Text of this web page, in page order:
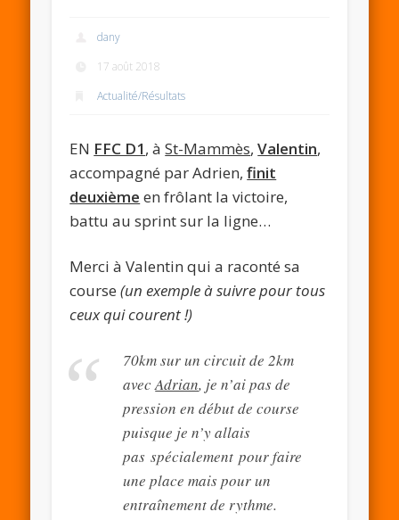
dany
17 août 2018
Actualité/Résultats
EN FFC D1, àSt-Mammès,Valentin,
accompagné par Adrien,finit
deuxième en frôlant la victoire,
battu au sprint sur la ligne…
Merci à Valentin qui a raconté sa
course(un exemple à suivre pour tous
ceux qui courent !)
70km sur un circuit de 2km
avecAdrian, je n’ai pas de
pression en début de course
puisque je n’y allais
pas spécialement pour faire
une place mais pour un
entraînement de rythme.